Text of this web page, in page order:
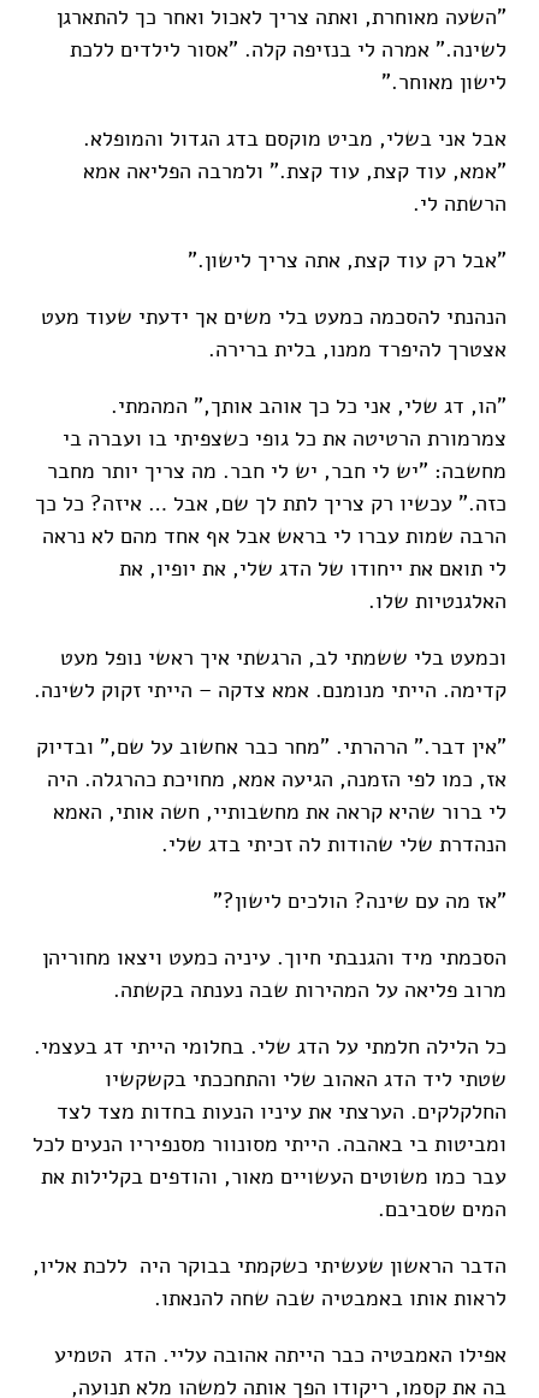
"השעה מאוחרת, ואתה צריך לאכול ואחר כך להתארגן
לשינה." אמרה לי בנזיפה קלה. "אסור לילדים ללכת
לישון מאוחר."
אבל אני בשלי, מביט מוקסם בדג הגדול והמופלא.
"אמא, עוד קצת, עוד קצת." ולמרבה הפליאה אמא
הרשתה לי.
"אבל רק עוד קצת, אתה צריך לישון."
הנהנתי להסכמה כמעט בלי משים אך ידעתי שעוד מעט
אצטרך להיפרד ממנו, בלית ברירה.
"הו, דג שלי, אני כל כך אוהב אותך," המהמתי.
צמרמורת הרטיטה את כל גופי כשצפיתי בו ועברה בי
מחשבה: "יש לי חבר, יש לי חבר. מה צריך יותר מחבר
כזה." עכשיו רק צריך לתת לך שם, אבל … איזה? כל כך
הרבה שמות עברו לי בראש אבל אף אחד מהם לא נראה
לי תואם את ייחודו של הדג שלי, את יופיו, את
האלגנטיות שלו.
וכמעט בלי ששמתי לב, הרגשתי איך ראשי נופל מעט
קדימה. הייתי מנומנם. אמא צדקה – הייתי זקוק לשינה.
"אין דבר." הרהרתי. "מחר כבר אחשוב על שם," ובדיוק
אז, כמו לפי הזמנה, הגיעה אמא, מחויכת כהרגלה. היה
לי ברור שהיא קראה את מחשבותיי, חשה אותי, האמא
הנהדרת שלי שהודות לה זכיתי בדג שלי.
"אז מה עם שינה? הולכים לישון?"
הסכמתי מיד והגנבתי חיוך. עיניה כמעט ויצאו מחוריהן
מרוב פליאה על המהירות שבה נענתה בקשתה.
כל הלילה חלמתי על הדג שלי. בחלומי הייתי דג בעצמי.
שטתי ליד הדג האהוב שלי והתחככתי בקשקשיו
החלקלקים. הערצתי את עיניו הנעות בחדות מצד לצד
ומביטות בי באהבה. הייתי מסונוור מסנפיריו הנעים לכל
עבר כמו משוטים העשויים מאור, והודפים בקלילות את
המים שסביבם.
הדבר הראשון שעשיתי כשקמתי בבוקר היה ללכת אליו,
לראות אותו באמבטיה שבה שחה להנאתו.
אפילו האמבטיה כבר הייתה אהובה עליי. הדג הטמיע
בה את קסמו, ריקודו הפך אותה למשהו מלא תנועה,